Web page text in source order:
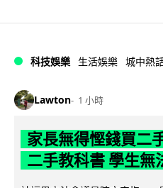
科技娛樂 生活娛樂 城中熱
Lawton 1 小時
家長無得慳錢買二
二手教科書 學生無